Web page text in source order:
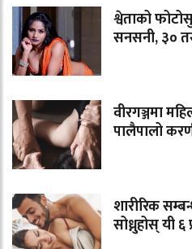
श्वेताको
सनसनी, ३०
वीरगञ्जमा
पालैपालो
शारीरिक
सोध्नुहोस् यी ६